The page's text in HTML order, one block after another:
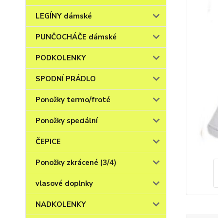
LEGÍNY dámské
PUNČOCHÁČE dámské
PODKOLENKY
SPODNÍ PRÁDLO
Ponožky termo/froté
Ponožky speciální
ČEPICE
Ponožky zkrácené (3/4)
vlasové doplnky
NADKOLENKY